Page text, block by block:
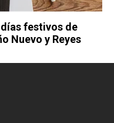
festivos de
Nuevo y Reyes